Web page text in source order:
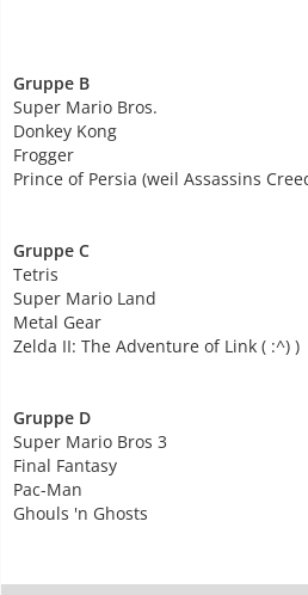
Gruppe B
Super Mario Bros.
Donkey Kong
Frogger
Prince of Persia (weil Assassins
Gruppe C
Tetris
Super Mario Land
Metal Gear
Zelda II: The Adventure of Link ( :^) )
Gruppe D
Super Mario Bros 3
Final Fantasy
Pac-Man
Ghouls 'n Ghosts